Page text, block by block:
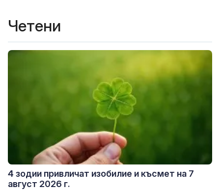
Четени
4 зодии привличат изобилие и късмет на 7
август 2026 г.